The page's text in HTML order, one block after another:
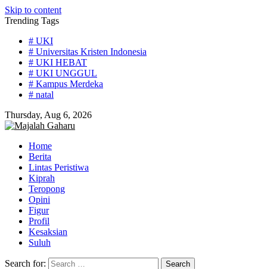
Skip to content
Trending Tags
# UKI
# Universitas Kristen Indonesia
# UKI HEBAT
# UKI UNGGUL
# Kampus Merdeka
# natal
Thursday, Aug 6, 2026
Home
Berita
Lintas Peristiwa
Kiprah
Teropong
Opini
Figur
Profil
Kesaksian
Suluh
Search for: